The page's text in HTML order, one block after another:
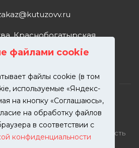
файлами cookie
файлы cookie (в том
используемые «Яндекс-
на кнопку «Соглашаюсь»,
на обработку файлов
в соответствии с
конфиденциальности
Краснобогатырская
| Кузовной ремонт и покраска
на сайте – собственность